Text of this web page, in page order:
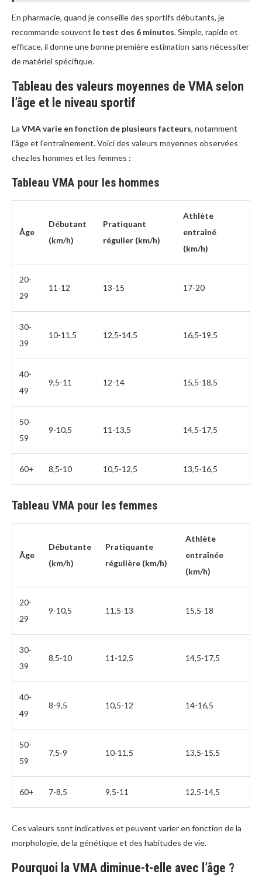
En pharmacie, quand je conseille des sportifs débutants, je
recommande souvent le test des 6 minutes. Simple, rapide et
efficace, il donne une bonne première estimation sans nécessiter
de matériel spécifique.
Tableau des valeurs moyennes de VMA selon
l’âge et le niveau sportif
La VMA varie en fonction de plusieurs facteurs, notamment
l’âge et l’entraînement. Voici des valeurs moyennes observées
chez les hommes et les femmes :
Tableau VMA pour les hommes
Âge
Débutant
(km/h)
Pratiquant
régulier (km/h)
Athlète
entraîné
(km/h)
20-
29
11-12 13-15 17-20
30-
39
10-11,5 12,5-14,5 16,5-19,5
40-
49
9,5-11 12-14 15,5-18,5
50-
59
9-10,5 11-13,5 14,5-17,5
60+ 8,5-10 10,5-12,5 13,5-16,5
Tableau VMA pour les femmes
Âge
Débutante
(km/h)
Pratiquante
régulière (km/h)
Athlète
entraînée
(km/h)
20-
29
9-10,5 11,5-13 15,5-18
30-
39
8,5-10 11-12,5 14,5-17,5
40-
49
8-9,5 10,5-12 14-16,5
50-
59
7,5-9 10-11,5 13,5-15,5
60+ 7-8,5 9,5-11 12,5-14,5
Ces valeurs sont indicatives et peuvent varier en fonction de la
morphologie, de la génétique et des habitudes de vie.
Pourquoi la VMA diminue-t-elle avec l’âge ?